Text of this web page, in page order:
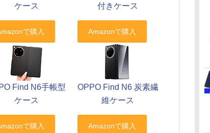
ケース
付きケース
Find N6手帳型
ケース
OPPO Find N6 炭素繊
維ケース